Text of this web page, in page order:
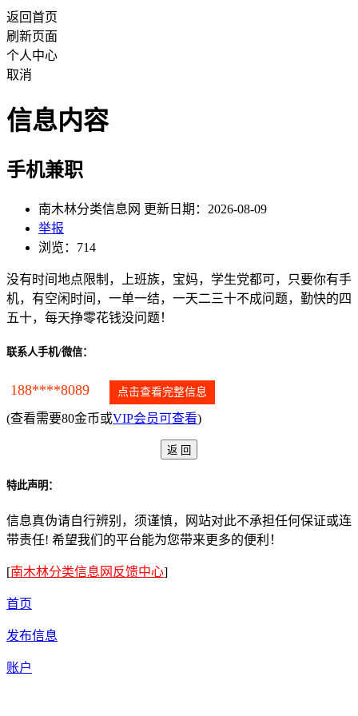
返回首页
刷新页面
个人中心
取消
信息内容
手机兼职
南木林分类信息网 更新日期：2026-08-09
举报
浏览：714
没有时间地点限制，上班族，宝妈，学生党都可，只要你有手
机，有空闲时间，一单一结，一天二三十不成问题，勤快的四
五十，每天挣零花钱没问题！
联系人手机/微信：
188****8089 点击查看完整信息
(查看需要80金币或VIP会员可查看)
特此声明：
信息真伪请自行辨别，须谨慎，网站对此不承担任何保证或连
带责任! 希望我们的平台能为您带来更多的便利！
[南木林分类信息网反馈中心]
首页
发布信息
账户